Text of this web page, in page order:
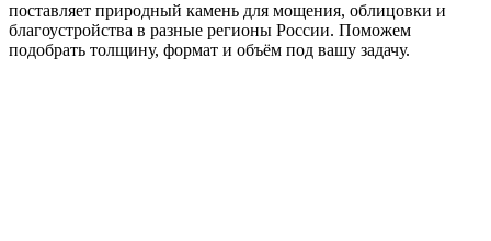
поставляет природный камень для мощения, облицовки и
благоустройства в разные регионы России. Поможем
подобрать толщину, формат и объём под вашу задачу.